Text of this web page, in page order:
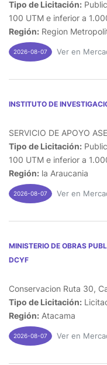
Tipo de Licitación:
100 UTM e inferior a
Región: Region
2026-08-07 Ver en
INSTITUTO DE
SERVICIO DE APOYO
Tipo de Licitación:
100 UTM e inferior a
Región: la Araucania
2026-08-07 Ver en
MINISTERIO DE OBRAS
DCYF
Conservacion Ruta 30,
Tipo de Licitación:
Región: Atacama
2026-08-07 Ver en